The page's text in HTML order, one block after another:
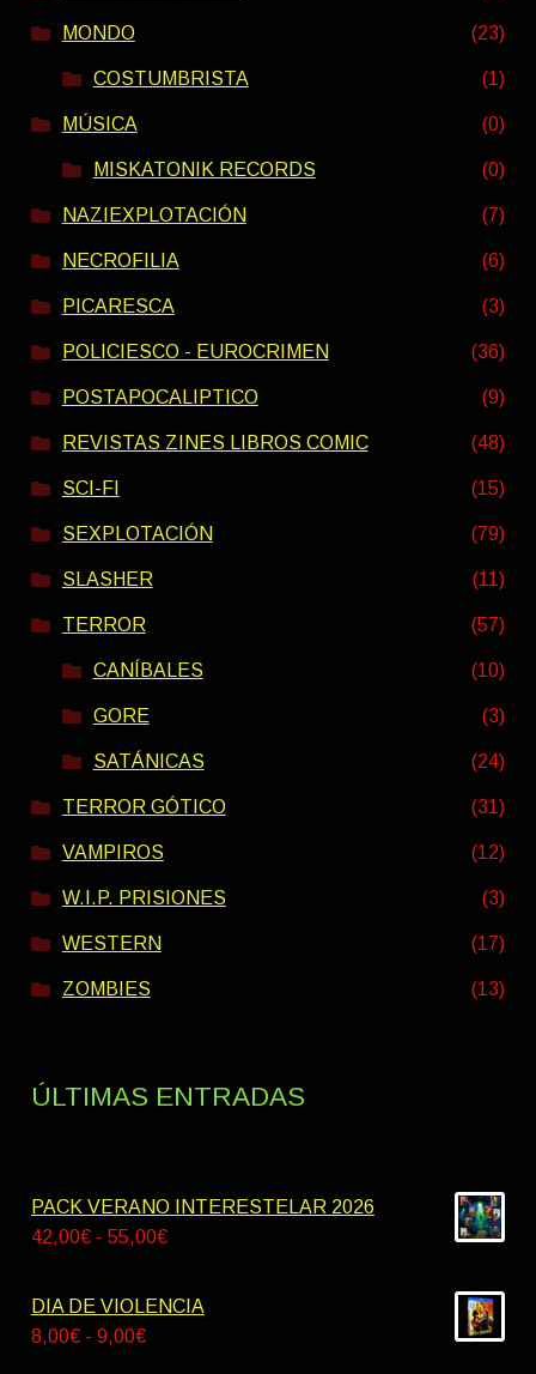
MONDO (23)
COSTUMBRISTA (1)
MÚSICA (0)
MISKATONIK RECORDS (0)
NAZIEXPLOTACIÓN (7)
NECROFILIA (6)
PICARESCA (3)
POLICIESCO - EUROCRIMEN (36)
POSTAPOCALIPTICO (9)
REVISTAS ZINES LIBROS COMIC (48)
SCI-FI (15)
SEXPLOTACIÓN (79)
SLASHER (11)
TERROR (57)
CANÍBALES (10)
GORE (3)
SATÁNICAS (24)
TERROR GÓTICO (31)
VAMPIROS (12)
W.I.P. PRISIONES (3)
WESTERN (17)
ZOMBIES (13)
ÚLTIMAS ENTRADAS
PACK VERANO INTERESTELAR 2026
42,00€ - 55,00€Rango
precios:
DIA DE VIOLENCIA
8,00€ - 9,00€Rango